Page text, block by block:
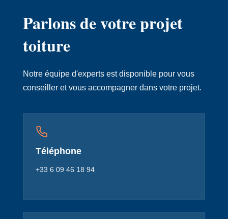
Parlons de votre projet
toiture
Notre équipe d'experts est disponible pour vous
conseiller et vous accompagner dans votre projet.
Téléphone
+33 6 09 46 18 94